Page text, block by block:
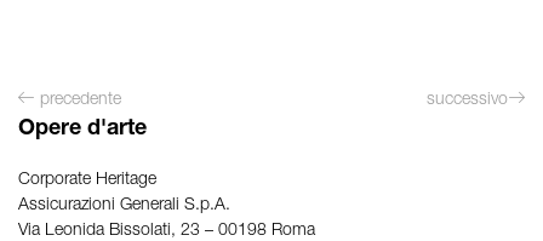
precedente successivo
Opere d'arte
Corporate Heritage
Assicurazioni Generali S.p.A.
Via Leonida Bissolati, 23 – 00198 Roma